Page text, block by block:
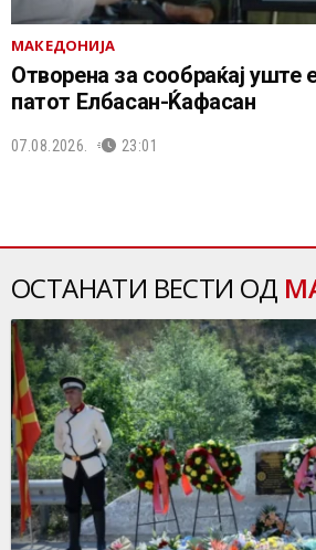
МАКЕДОНИЈА
Отворена за сообраќај уште
патот Елбасан-Ќафасан
07.08.2026. 23:01
ОСТАНАТИ ВЕСТИ ОД